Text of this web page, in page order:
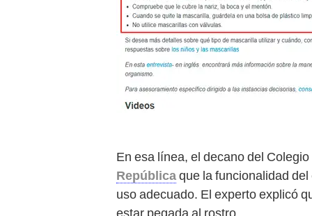
En esa línea, el decano del
Repúblicaque la funcionalidad
uso adecuado. El experto explicó
estar pegada al rostro.